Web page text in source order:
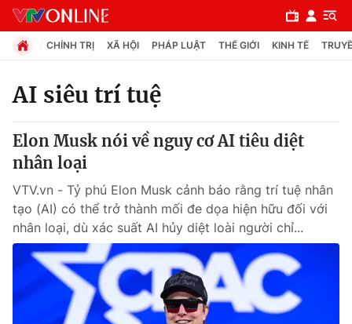
Chuyên mục
Chính trị
Xã hội
Pháp luật
Y tế
CHÍNH TRỊ XÃ HỘI PHÁP LUẬT THẾ GIỚI KINH TẾ
AI siêu trí tuệ
Elon Musk nói về nguy cơ AI tiêu diệt
nhân loại
VTV.vn - Tỷ phú Elon Musk cảnh báo rằng trí tuệ nhân
tạo (AI) có thể trở thành mối đe dọa hiện hữu đối với
nhân loại, dù xác suất AI hủy diệt loài người chỉ...